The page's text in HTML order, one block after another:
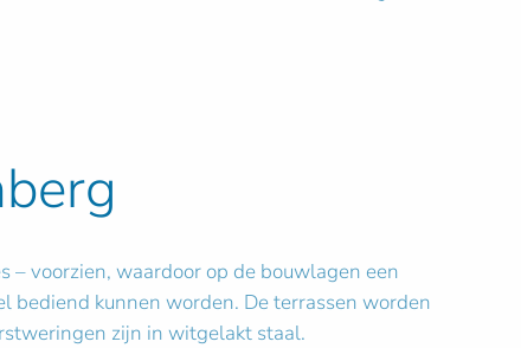
voorzien, waardoor op de bouwlagen een
bediend kunnen worden. De terrassen worden
zijn in witgelakt staal.